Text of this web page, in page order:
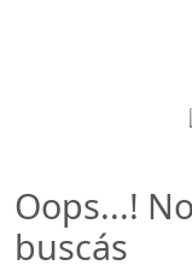
Oops...!
buscás